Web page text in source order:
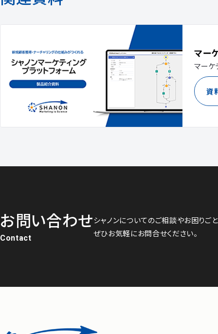
マー
マーケ
資
お問い合わせ
Contact
シャノンについてのご相談やお困りご
ぜひお気軽にお問合せください。